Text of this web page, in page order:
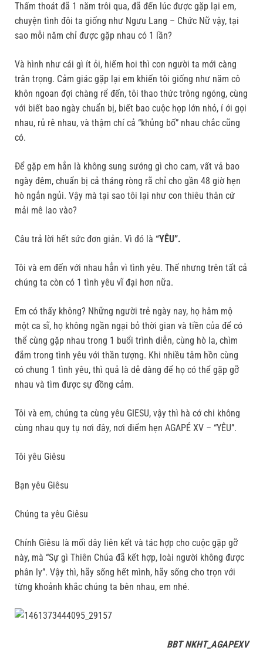
Thấm thoát đã 1 năm trôi qua, đã đến lúc được gặp lại em,
chuyện tình đôi ta giống như Ngưu Lang – Chức Nữ vậy, tại
sao mỗi năm chỉ được gặp nhau có 1 lần?
Và hình như cái gì ít ỏi, hiếm hoi thì con người ta mới càng
trân trọng. Cảm giác gặp lại em khiến tôi giống như năm cô
khôn ngoan đợi chàng rể đến, tôi thao thức trông ngóng, cùng
với biết bao ngày chuẩn bị, biết bao cuộc họp lớn nhỏ, í ới gọi
nhau, rủ rê nhau, và thậm chí cả “khủng bố” nhau chắc cũng
có.
Để gặp em hẳn là không sung sướng gì cho cam, vất vả bao
ngày đêm, chuẩn bị cả tháng ròng rã chỉ cho gần 48 giờ hẹn
hò ngắn ngủi. Vậy mà tại sao tôi lại như con thiêu thân cứ
mải mê lao vào?
Câu trả lời hết sức đơn giản. Vì đó là “YÊU”.
Tôi và em đến với nhau hẳn vì tình yêu. Thế nhưng trên tất cả
chúng ta còn có 1 tình yêu vĩ đại hơn nữa.
Em có thấy không? Những người trẻ ngày nay, họ hâm mộ
một ca sĩ, họ không ngần ngại bỏ thời gian và tiền của để có
thể cùng gặp nhau trong 1 buổi trình diễn, cùng hò la, chìm
đắm trong tình yêu với thần tượng. Khi nhiều tâm hồn cùng
có chung 1 tình yêu, thì quả là dễ dàng để họ có thể gặp gỡ
nhau và tìm được sự đồng cảm.
Tôi và em, chúng ta cùng yêu GIESU, vậy thì hà cớ chi không
cùng nhau quy tụ nơi đây, nơi điểm hẹn AGAPÉ XV – “YÊU”.
Tôi yêu Giêsu
Bạn yêu Giêsu
Chúng ta yêu Giêsu
Chính Giêsu là mối dây liên kết và tác hợp cho cuộc gặp gỡ
này, mà “Sự gì Thiên Chúa đã kết hợp, loài người không được
phân ly”. Vậy thì, hãy sống hết mình, hãy sống cho trọn với
từng khoảnh khắc chúng ta bên nhau, em nhé.
BBT NKHT_AGAPEXV